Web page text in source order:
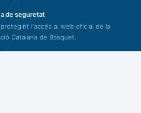
de seguretat
l'accés al web oficial de la
Catalana de Bàsquet.